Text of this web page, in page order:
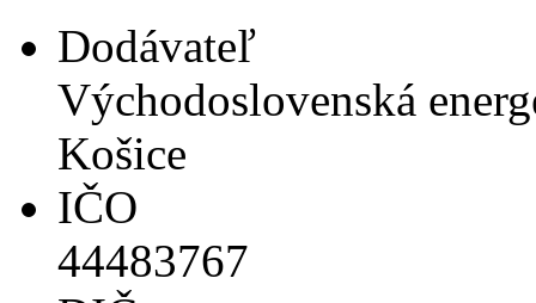
Dodávateľ
Východoslovenská
Košice
IČO
44483767